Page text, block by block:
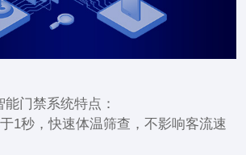
门禁系统特点：
1秒，快速体温筛查，不影响客流速